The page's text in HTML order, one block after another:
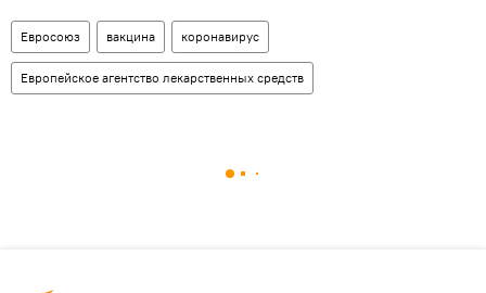
Евросоюз вакцина коронавирус
Европейское агентство лекарственных средств